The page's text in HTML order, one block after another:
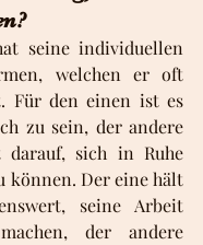
seine individuellen
welchen er oft
Für den einen ist es
zu sein, der andere
darauf, sich in Ruhe
können. Der eine hält
seine Arbeit
der andere